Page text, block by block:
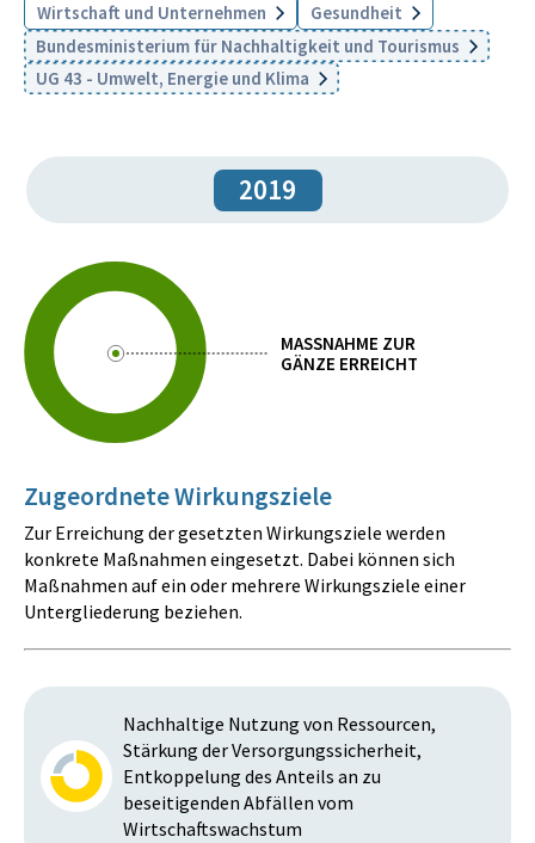
Wirtschaft und Unternehmen
Gesundheit
Bundesministerium für Nachhaltigkeit und Tourismus
UG 43 - Umwelt, Energie und Klima
2019
MASSNAHME ZUR
GÄNZE ERREICHT
Zugeordnete Wirkungsziele
Zur Erreichung der gesetzten Wirkungsziele werden
konkrete Maßnahmen eingesetzt. Dabei können sich
Maßnahmen auf ein oder mehrere Wirkungsziele einer
Untergliederung beziehen.
Nachhaltige Nutzung von Ressourcen,
Stärkung der Versorgungssicherheit,
Entkoppelung des Anteils an zu
beseitigenden Abfällen vom
Wirtschaftswachstum